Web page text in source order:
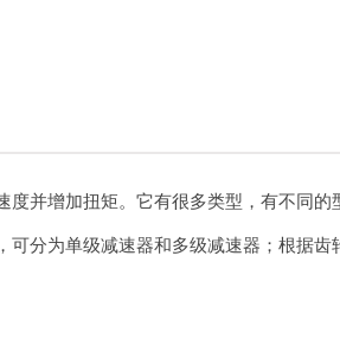
并增加扭矩。它有很多类型，有不同的
分为单级减速器和多级减速器；根据齿